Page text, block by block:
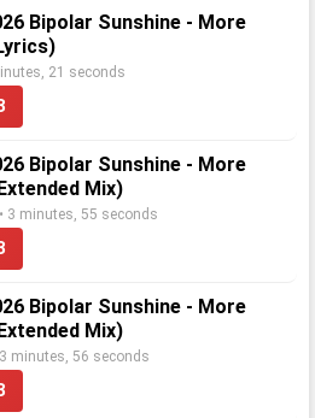
Bipolar Sunshine - More
21 seconds
Bipolar Sunshine - More
Mix)
3 minutes, 55 seconds
Bipolar Sunshine - More
Mix)
minutes, 56 seconds